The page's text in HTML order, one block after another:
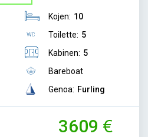
Kojen: 10
Toilette: 5
Kabinen: 5
Bareboat
Genoa: Furling
3609